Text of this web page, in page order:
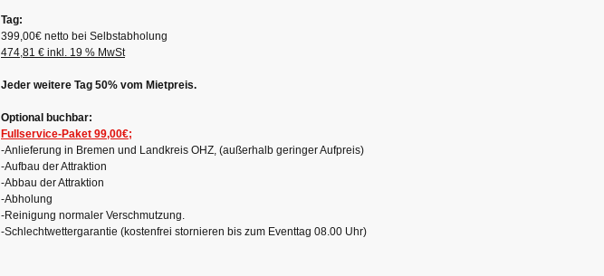
Tag:
399,00€ netto bei Selbstabholung
474,81 € inkl. 19 % MwSt
Jeder weitere Tag 50% vom Mietpreis.
Optional buchbar:
Fullservice-Paket 99,00€;
-Anlieferung in Bremen und Landkreis OHZ, (außerhalb geringer Aufpreis)
-Aufbau der Attraktion
-Abbau der Attraktion
-Abholung
-Reinigung normaler Verschmutzung.
-Schlechtwettergarantie (kostenfrei stornieren bis zum Eventtag 08.00 Uhr)